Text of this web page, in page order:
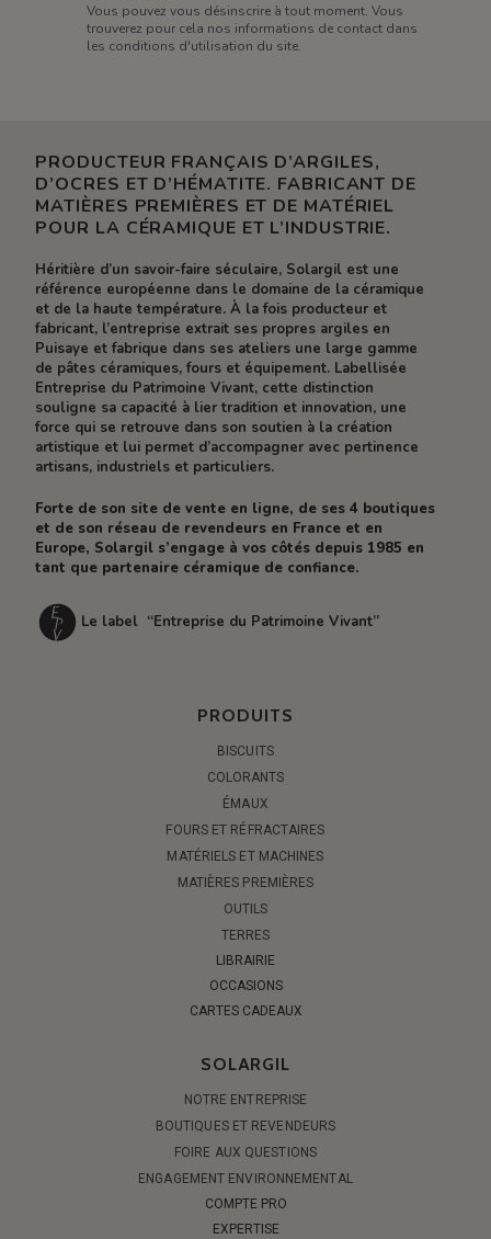
Vous pouvez vous désinscrire à tout moment. Vous
trouverez pour cela nos informations de contact dans
les conditions d'utilisation du site.
PRODUCTEUR FRANÇAIS D’ARGILES,
D’OCRES ET D’HÉMATITE. FABRICANT DE
MATIÈRES PREMIÈRES ET DE MATÉRIEL
POUR LA CÉRAMIQUE ET L’INDUSTRIE.
Héritière d’un savoir-faire séculaire, Solargil est une
référence européenne dans le domaine de la céramique
et de la haute température. À la fois producteur et
fabricant, l’entreprise extrait ses propres argiles en
Puisaye et fabrique dans ses ateliers une large gamme
de pâtes céramiques, fours et équipement. Labellisée
Entreprise du Patrimoine Vivant, cette distinction
souligne sa capacité à lier tradition et innovation, une
force qui se retrouve dans son soutien à la création
artistique et lui permet d’accompagner avec pertinence
artisans, industriels et particuliers.
Forte de son site de vente en ligne, de ses 4 boutiques
et de son réseau de revendeurs en France et en
Europe, Solargil s’engage à vos côtés depuis 1985 en
tant que partenaire céramique de confiance.
Le label “Entreprise du Patrimoine Vivant”
PRODUITS
BISCUITS
COLORANTS
ÉMAUX
FOURS ET RÉFRACTAIRES
MATÉRIELS ET MACHINES
MATIÈRES PREMIÈRES
OUTILS
TERRES
LIBRAIRIE
OCCASIONS
CARTES CADEAUX
SOLARGIL
NOTRE ENTREPRISE
BOUTIQUES ET REVENDEURS
FOIRE AUX QUESTIONS
ENGAGEMENT ENVIRONNEMENTAL
COMPTE PRO
EXPERTISE